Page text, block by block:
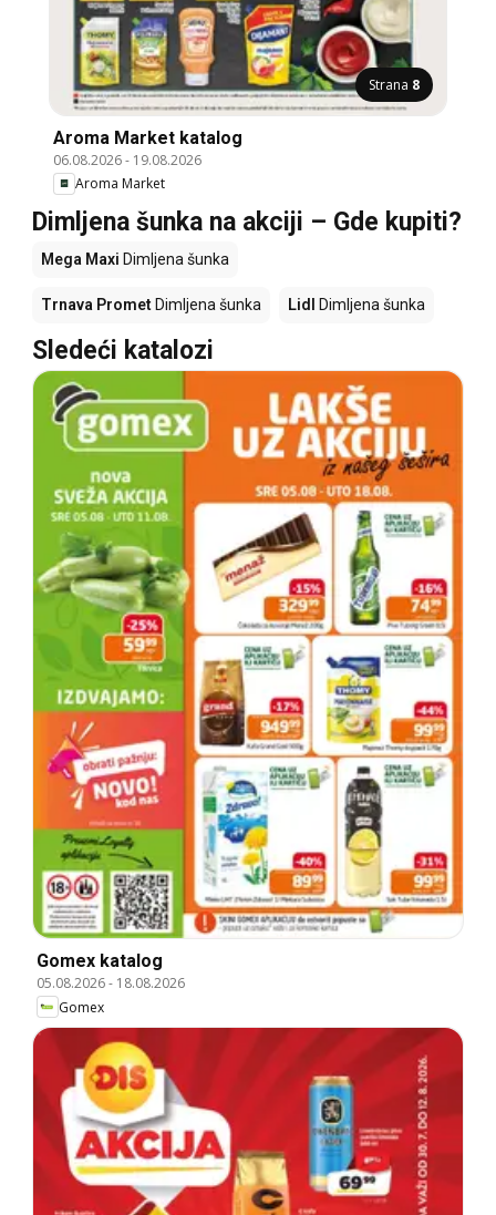
Strana 8
Aroma Market katalog
06.08.2026- 19.08.2026
Aroma Market
Dimljena šunka na akciji – Gde kupiti?
Mega Maxi Dimljena šunka
Trnava Promet Dimljena šunka Lidl Dimljena šunka
Sledeći katalozi
Gomex katalog
05.08.2026- 18.08.2026
Gomex